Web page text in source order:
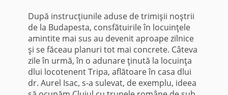
După instrucţiunile aduse de trimişii noştrii
de la Budapesta, consfă­tuirile în locuinţele
amintite mai sus au devenit aproape zilnice
şi se făceau planuri tot mai concrete. Câteva
zile în urmă, în o adunare ţi­nută la locuinţa
dlui locotenent Tripa, aflătoare în casa dlui
dr. Aurel Isac, s-a sulevat, de exemplu, ideea